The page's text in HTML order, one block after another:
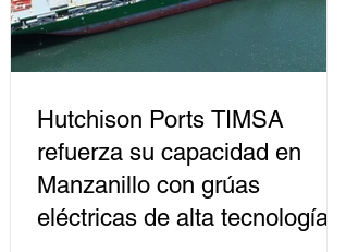
Hutchison Ports TIMSA
refuerza su capacidad en
Manzanillo con grúas
eléctricas de alta tecnología